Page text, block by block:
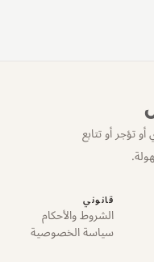
تؤجر أو تتابع
قانوني
الشروط والأحكام
سياسة الخصوصية